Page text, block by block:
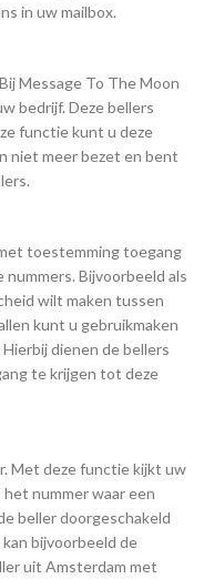
in uw mailbox.
Message To The Moon
bedrijf. Deze bellers
functie kunt u deze
niet meer bezet en bent
toestemming toegang
Bijvoorbeeld als
wilt maken tussen
kunt u gebruikmaken
dienen de bellers
te krijgen tot deze
Met deze functie kijkt uw
nummer waar een
beller doorgeschakeld
bijvoorbeeld de
uit Amsterdam met